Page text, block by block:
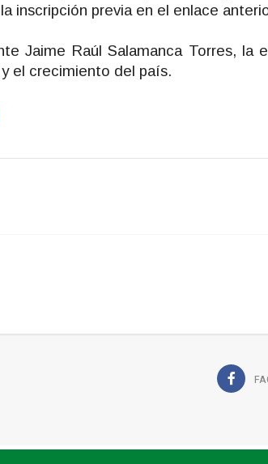
inscripción previa en el enlace
Jaime Raúl Salamanca Torres,
el crecimiento del país.